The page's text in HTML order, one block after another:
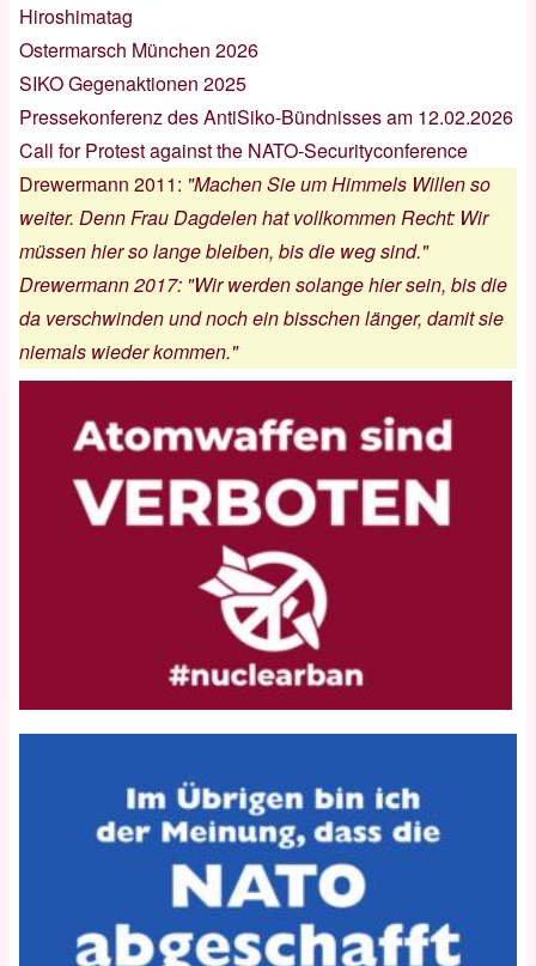
Hiroshimatag
Ostermarsch München 2026
SIKO Gegenaktionen 2025
Pressekonferenz des AntiSiko-Bündnisses am 12.02.2026
Call for Protest against the NATO-Securityconference
Drewermann 2011: "Machen Sie um Himmels Willen so
weiter. Denn Frau Dagdelen hat vollkommen Recht: Wir
müssen hier so lange bleiben, bis die weg sind."
Drewermann 2017: "Wir werden solange hier sein, bis die
da verschwinden und noch ein bisschen länger, damit sie
niemals wieder kommen."